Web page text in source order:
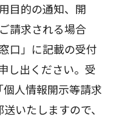
目的の通知、開
請求される場合
口」に記載の受付
し出ください。受
人情報開示等請求
いたしますので、